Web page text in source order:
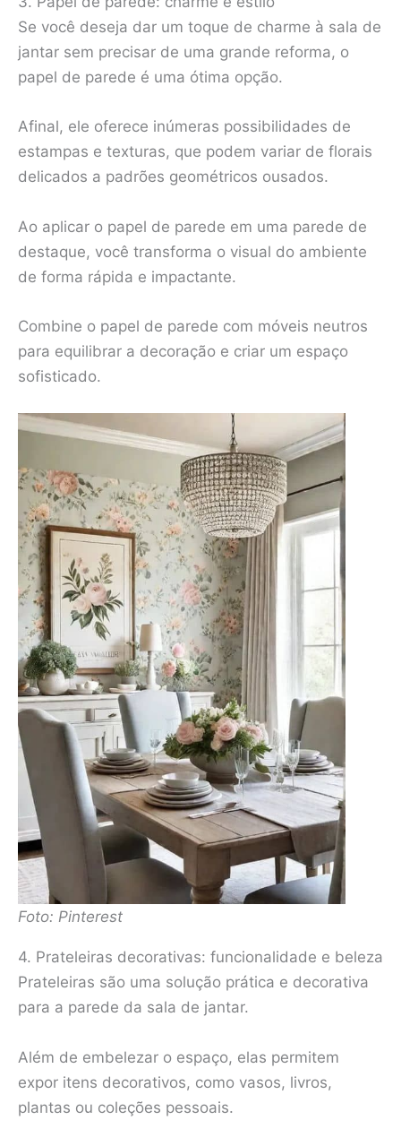
Se você deseja dar um toque de charme à sala de
jantar sem precisar de uma grande reforma, o
papel de parede é uma ótima opção.
Afinal, ele oferece inúmeras possibilidades de
estampas e texturas, que podem variar de florais
delicados a padrões geométricos ousados.
Ao aplicar o papel de parede em uma parede de
destaque, você transforma o visual do ambiente
de forma rápida e impactante.
Combine o papel de parede com móveis neutros
para equilibrar a decoração e criar um espaço
sofisticado.
Foto: Pinterest
4. Prateleiras decorativas: funcionalidade e beleza
Prateleiras são uma solução prática e decorativa
para a parede da sala de jantar.
Além de embelezar o espaço, elas permitem
expor itens decorativos, como vasos, livros,
plantas ou coleções pessoais.